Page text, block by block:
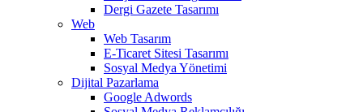
Dergi Gazete Tasarımı
Web
Web Tasarım
E-Ticaret Sitesi Tasarımı
Sosyal Medya Yönetimi
Dijital Pazarlama
Google Adwords